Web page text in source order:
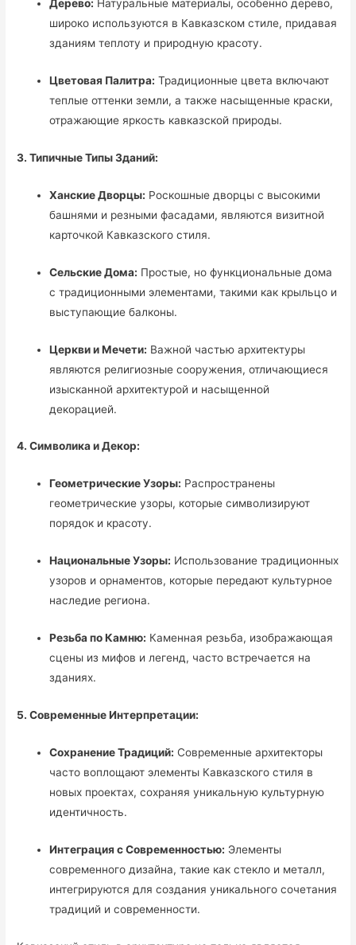
Дерево: Натуральные материалы, особенно дерево,
широко используются в Кавказском стиле, придавая
зданиям теплоту и природную красоту.
Цветовая Палитра: Традиционные цвета включают
теплые оттенки земли, а также насыщенные краски,
отражающие яркость кавказской природы.
3. Типичные Типы Зданий:
Ханские Дворцы: Роскошные дворцы с высокими
башнями и резными фасадами, являются визитной
карточкой Кавказского стиля.
Сельские Дома: Простые, но функциональные дома
с традиционными элементами, такими как крыльцо и
выступающие балконы.
Церкви и Мечети: Важной частью архитектуры
являются религиозные сооружения, отличающиеся
изысканной архитектурой и насыщенной
декорацией.
4. Символика и Декор:
Геометрические Узоры: Распространены
геометрические узоры, которые символизируют
порядок и красоту.
Национальные Узоры: Использование традиционных
узоров и орнаментов, которые передают культурное
наследие региона.
Резьба по Камню: Каменная резьба, изображающая
сцены из мифов и легенд, часто встречается на
зданиях.
5. Современные Интерпретации:
Сохранение Традиций: Современные архитекторы
часто воплощают элементы Кавказского стиля в
новых проектах, сохраняя уникальную культурную
идентичность.
Интеграция с Современностью: Элементы
современного дизайна, такие как стекло и металл,
интегрируются для создания уникального сочетания
традиций и современности.